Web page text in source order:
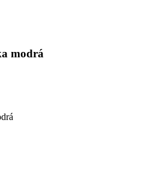
modrá